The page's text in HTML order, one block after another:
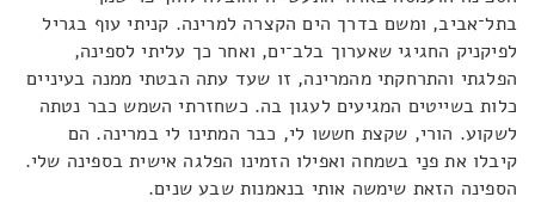
בתל־אביב, ומשם בדרך הים הקצרה למרינה. קניתי עוף בגריל
לפיקניק החגיגי שאערוך בלב־ים, ואחר כך עליתי לספינה,
הפלגתי והתרחקתי מהמרינה, זו שעד עתה הבטתי ממנה בעיניים
כלות בשייטים המגיעים לעגון בה. כשחזרתי השמש כבר נטתה
לשקוע. הורי, שקצת חששו לי, כבר המתינו לי במרינה. הם
קיבלו את פנַי בשמחה ואפילו הזמינו הפלגה אישית בספינה שלי.
הספינה הזאת שימשה אותי בנאמנות שבע שנים.